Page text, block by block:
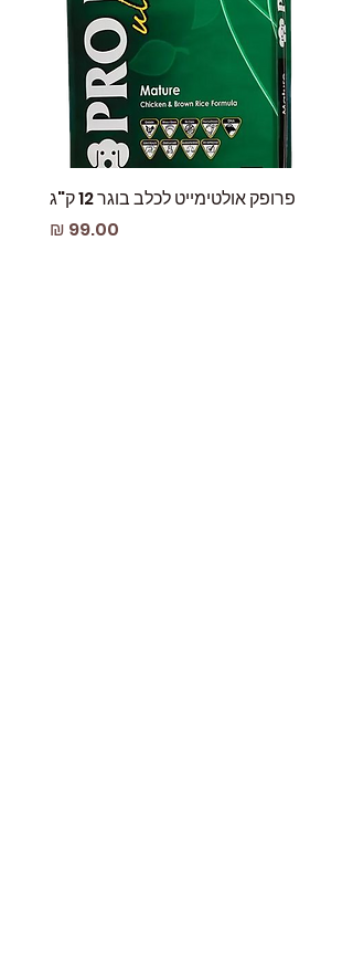
פרופק אולטימייט לכלב בוגר 12 ק"ג
מחיר